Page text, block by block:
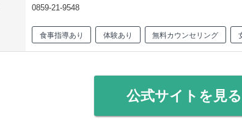
0859-21-9548
食事指導あり 体験あり 無料カウンセリング
公式サイトを見る